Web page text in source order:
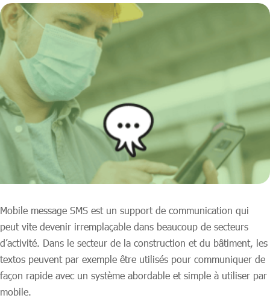
Mobile message SMS est un support de communication qui
peut vite devenir irremplaçable dans beaucoup de secteurs
d’activité. Dans le secteur de la construction et du bâtiment, les
textos peuvent par exemple être utilisés pour communiquer de
façon rapide avec un système abordable et simple à utiliser par
mobile.